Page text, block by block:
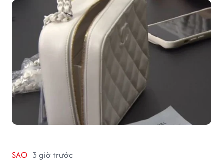
SAO 3 giờ trước